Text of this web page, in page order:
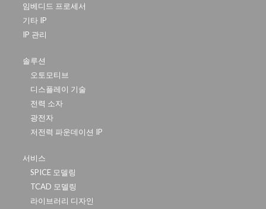
임베디드 프로세서
기타 IP
IP 관리
솔루션
오토모티브
디스플레이 기술
전력 소자
광전자
저전력 파운데이션 IP
서비스
SPICE 모델링
TCAD 모델링
라이브러리 디자인